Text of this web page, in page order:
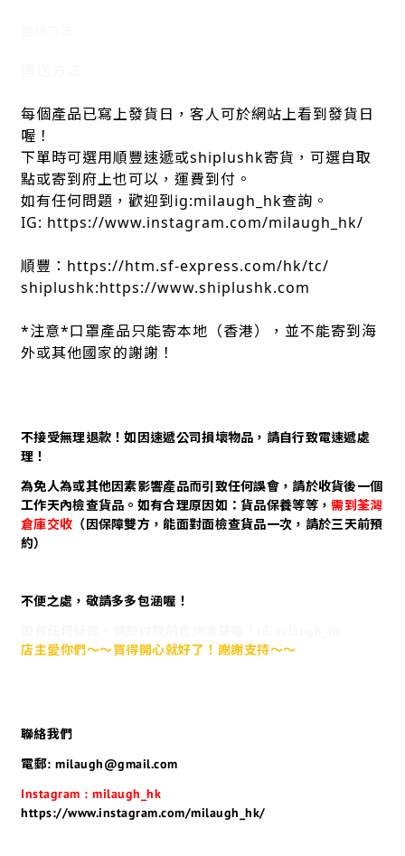
每個產品已寫上發貨日，客人可於網站上看到發貨日
喔！
下單時可選用順豐速遞或shiplushk寄貨，可選自取
點或寄到府上也可以，運費到付。
如有任何問題，歡迎到ig:milaugh_hk查詢。
IG: https://www.instagram.com/milaugh_hk/
順豐：https://htm.sf-express.com/hk/tc/
shiplushk:https://www.shiplushk.com
*注意*口罩產品只能寄本地（香港），並不能寄到海
外或其他國家的謝謝！
不接受無理退款！如因速遞公司損壞物品，請自行致電速遞處
理！
為免人為或其他因素影響產品而引致任何誤會，請於收貨後一個
工作天內檢查貨品。如有合理原因如：貨品保養等等，需到荃灣
倉庫交收 （因保障雙方，能面對面檢查貨品一次，請於三天前預
約）
不便之處，敬請多多包涵喔！
店主愛你們～～買得開心就好了！謝謝支持～～
聯絡我們
電郵: milaugh@gmail.com
Instagram : milaugh_hk
https://www.instagram.com/milaugh_hk/